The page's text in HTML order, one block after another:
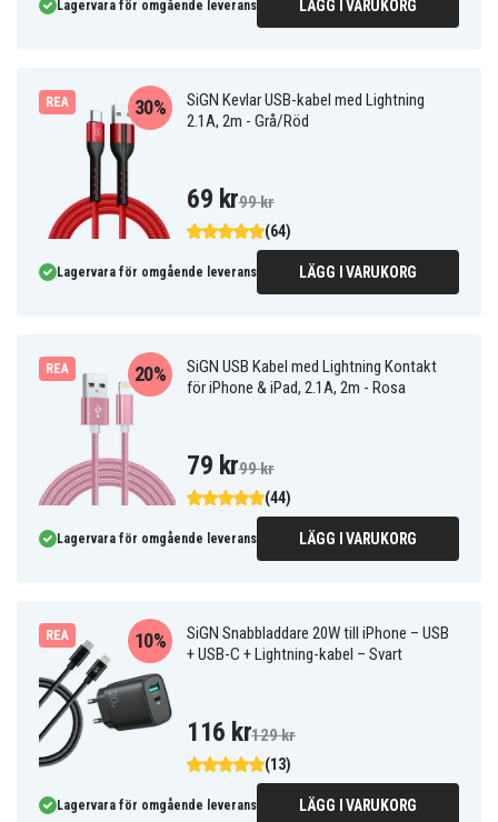
Lagervara för omgående leverans LÄGG I VARUKORG
REA
SiGN Kevlar USB-kabel med Lightning
2.1A, 2m - Grå/Röd
(64)
30%
69 kr99 kr
Lagervara för omgående leverans LÄGG I VARUKORG
REA
SiGN USB Kabel med Lightning Kontakt
för iPhone & iPad, 2.1A, 2m - Rosa
(44)
20%
79 kr99 kr
Lagervara för omgående leverans LÄGG I VARUKORG
REA
SiGN Snabbladdare 20W till iPhone – USB
+ USB-C + Lightning-kabel – Svart
(13)
10%
116 kr129 kr
Lagervara för omgående leverans LÄGG I VARUKORG